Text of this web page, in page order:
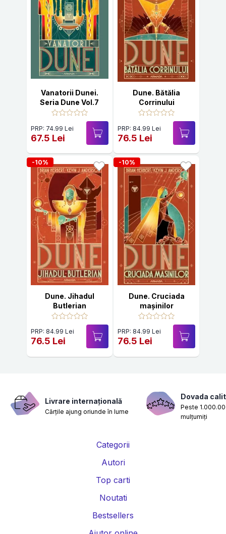
Vanatorii Dunei.
Seria Dune Vol.7
PRP: 74.99 Lei
67.5 Lei
Dune. Bătălia
Corrinului
PRP: 84.99 Lei
76.5 Lei
-10%
Dune. Jihadul
Butlerian
PRP: 84.99 Lei
76.5 Lei
-10%
Dune. Cruciada
mașinilor
PRP: 84.99 Lei
76.5 Lei
Livrare internațională
Cărțile ajung oriunde în lume
Dovada
Peste
mulțumiți
Categorii
Autori
Top carti
Noutati
Bestsellers